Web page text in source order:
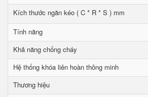
Kích thước ngăn kéo ( C * R * S ) mm
Tính năng
Khả năng chống cháy
Hệ thống khóa liên hoàn thông minh
Thương hiệu